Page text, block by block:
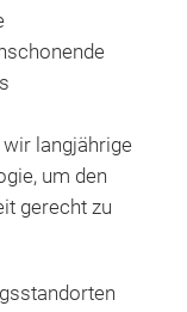
langjährige
um den
gerecht zu